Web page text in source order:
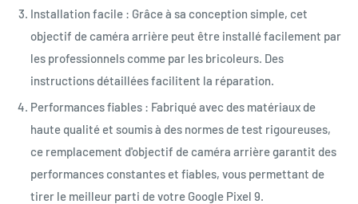
Installation facile : Grâce à sa conception simple, cet
objectif de caméra arrière peut être installé facilement par
les professionnels comme par les bricoleurs. Des
instructions détaillées facilitent la réparation.
Performances fiables : Fabriqué avec des matériaux de
haute qualité et soumis à des normes de test rigoureuses,
ce remplacement d'objectif de caméra arrière garantit des
performances constantes et fiables, vous permettant de
tirer le meilleur parti de votre Google Pixel 9.